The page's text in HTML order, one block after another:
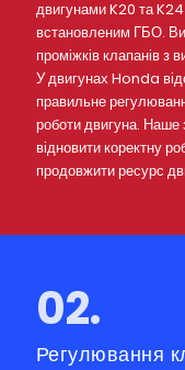
двигунами K20 та
встановленим ГБО.
проміжків клапанів з
У двигунах Honda
правильне
роботи двигуна.
відновити коректну
продовжити ресурс
02.
Регулювання